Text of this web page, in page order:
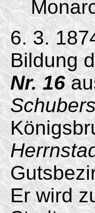
6. 3.
Bildung
Nr. 16
Er wird